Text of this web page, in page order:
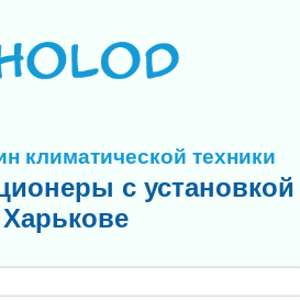
климатической техники
с установкой